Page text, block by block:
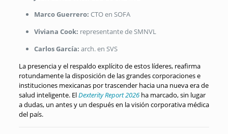
Marco Guerrero: CTO en SOFA
Viviana Cook: representante de SMNVL
Carlos García: arch. en SVS
La presencia y el respaldo explícito de estos líderes, reafirma
rotundamente la disposición de las grandes corporaciones e
instituciones mexicanas por trascender hacia una nueva era de
salud inteligente. ElDexterity Report 2026ha marcado, sin lugar
a dudas, un antes y un después en la visión corporativa médica
del país.